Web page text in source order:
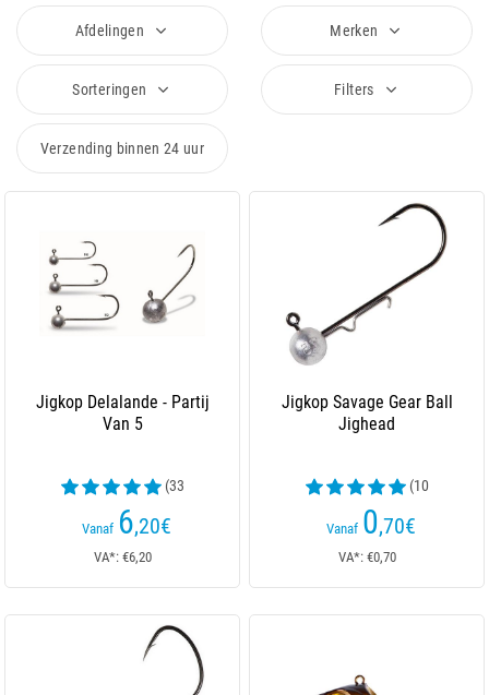
Afdelingen Merken
Sorteringen Filters
Verzending binnen 24 uur
Jigkop Delalande - Partij
Van 5
(33
beoordelingen)
Vanaf 6,20€
VA*: €6,20
Jigkop Savage Gear Ball
Jighead
(10
beoordelingen)
Vanaf 0,70€
VA*: €0,70